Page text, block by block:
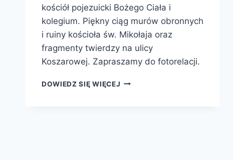
kościół pojezuicki Bożego Ciała i
kolegium. Piękny ciąg murów obronnych
i ruiny kościoła św. Mikołaja oraz
fragmenty twierdzy na ulicy
Koszarowej. Zapraszamy do fotorelacji.
DOWIEDZ SIĘ WIĘCEJ